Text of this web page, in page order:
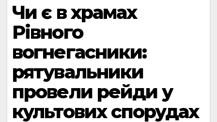
Чи є в храмах
Рівного
вогнегасники:
рятувальники
провели рейди у
культових спорудах